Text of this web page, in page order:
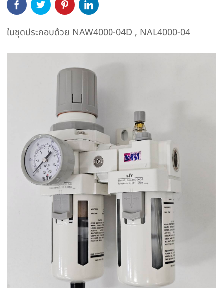
ในชุดประกอบด้วย NAW4000-04D , NAL4000-04